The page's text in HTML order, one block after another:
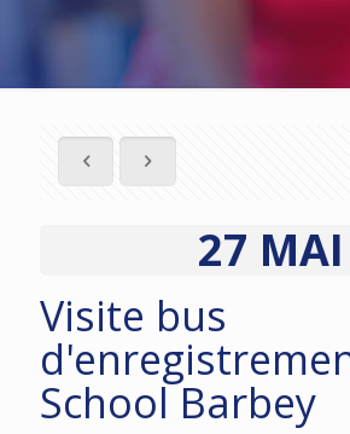
27 MAI
Visite bus
School Barbey